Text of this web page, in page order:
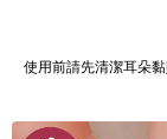
使用前請先清潔耳朵